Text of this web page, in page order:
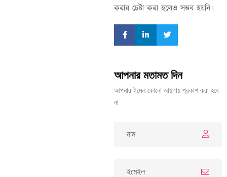
করার চেষ্টা করা হলেও সম্ভব হয়নি।
আপনার মতামত দিন
আপনার ইমেল কোনো জায়গায় প্রকাশ করা হবে
না